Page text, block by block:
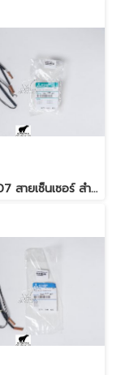
E2260B307 สายเซ็นเซอร์ สำหรับแอร์มิตซู รุ่น MSZ-SGH24,MSY-GK18,24,GM30,GH24